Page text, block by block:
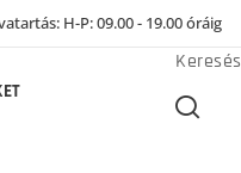
H-P: 09.00 - 19.00 óráig
Keresés